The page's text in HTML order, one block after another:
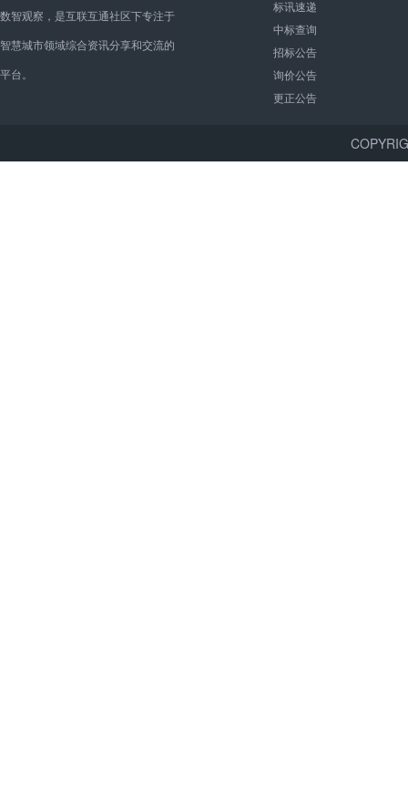
数智观察，是互联互通社区下专注于
智慧城市领域综合资讯分享和交流的
平台。
标讯速递
中标查询
招标公告
询价公告
更正公告